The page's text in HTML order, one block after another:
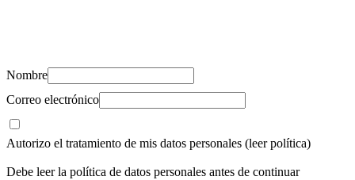
Nombre
Correo electrónico
Autorizo el tratamiento de mis datos personales (leer política)
Debe leer la política de datos personales antes de continuar